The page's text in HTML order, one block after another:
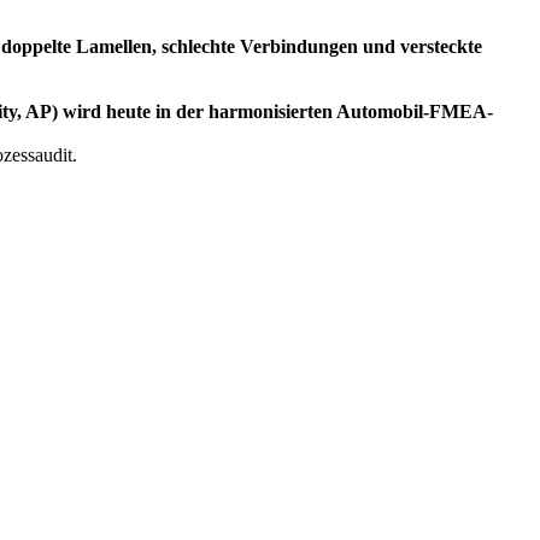
Lamellen, schlechte Verbindungen und versteckte
AP) wird heute in der harmonisierten Automobil-FMEA-